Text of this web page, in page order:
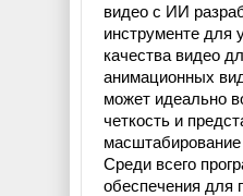
видео с ИИ
инструменте для
качества видео
анимационных
может идеально
четкость и
Среди всего
обеспечения для